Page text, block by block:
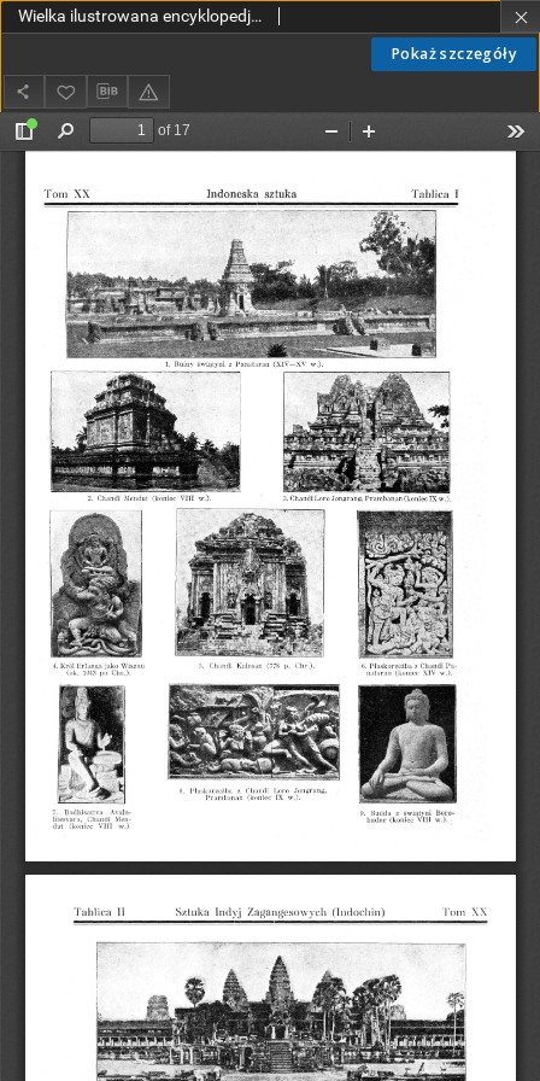
Pokaż szczegóły
Wielka ilustrowana encyklopedja powszechna T. 20 (uzupełniający), H-Ż Tablice T20